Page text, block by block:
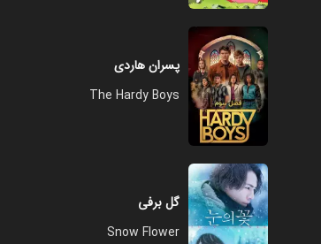
پسران هاردی
The Hardy Boys
گل برفی
Snow Flower